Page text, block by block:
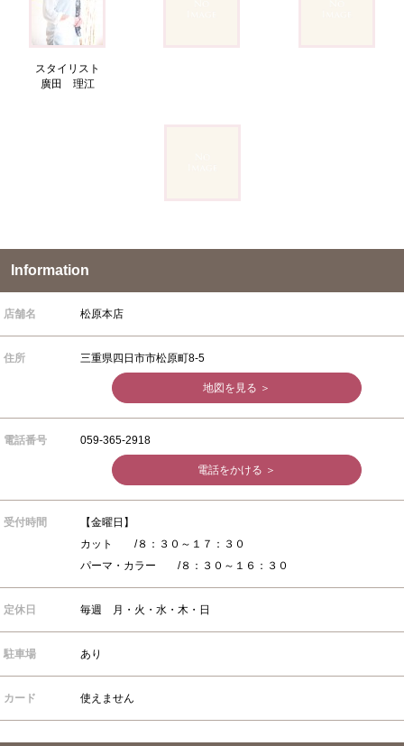
スタイリスト
廣田 理江
Information
店舗名 松原本店
住所 三重県四日市市松原町8-5
地図を見る ＞
電話番号 059-365-2918
電話をかける ＞
受付時間
【金曜日】
カット /８：３０～１７：３０
パーマ・カラー /８：３０～１６：３０
定休日 毎週 月・火・水・木・日
駐車場 あり
カード 使えません